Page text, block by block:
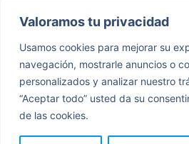
Valoramos tu privacidad
Usamos cookies para mejorar su
navegación, mostrarle anuncios o
personalizados y analizar nuestro
“Aceptar todo” usted da su
de las cookies.